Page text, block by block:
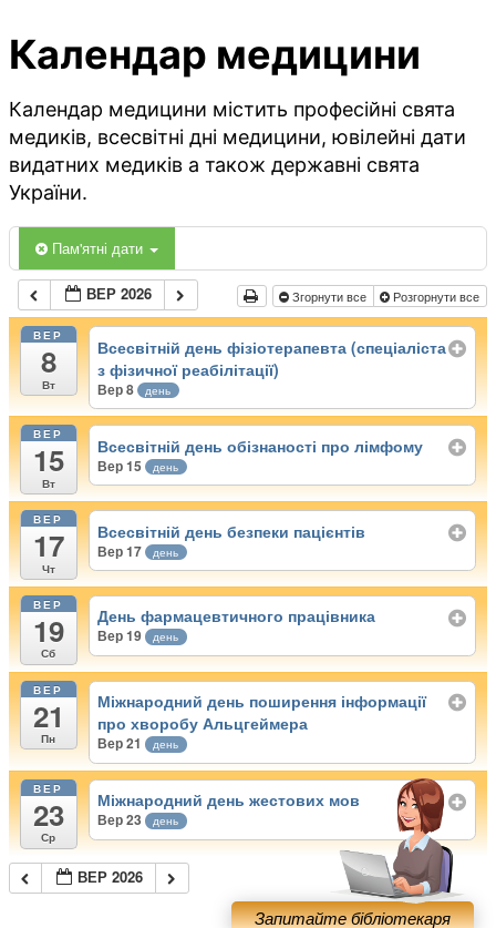
Календар медицини
Календар медицини містить професійні свята
медиків, всесвітні дні медицини, ювілейні дати
видатних медиків а також державні свята
України.
Пам'ятні дати
ВЕР 2026 Згорнути все Розгорнути все
ВЕР
8
Вт
Всесвітній день фізіотерапевта (спеціаліста
з фізичної реабілітації)
Вер 8 день
ВЕР
15
Вт
Всесвітній день обізнаності про лімфому
Вер 15 день
ВЕР
17
Чт
Всесвітній день безпеки пацієнтів
Вер 17 день
ВЕР
19
Сб
День фармацевтичного працівника
Вер 19 день
ВЕР
21
Пн
Міжнародний день поширення інформації
про хворобу Альцгеймера
Вер 21 день
ВЕР
23
Ср
Міжнародний день жестових мов
Вер 23 день
ВЕР 2026